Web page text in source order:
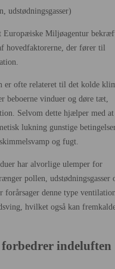
udstødningsgasser)
Europæiske Miljøagentur
hovedfaktorerne, der fører til
er ofte relateret til det kolde
beboerne vinduer og døre tæt,
Selvom dette hjælper med at
lukning gunstige
og fugt.
har alvorlige ulemper for
pollen, udstødningsgasser
forårsager denne type
hvilket også kan
indeluften